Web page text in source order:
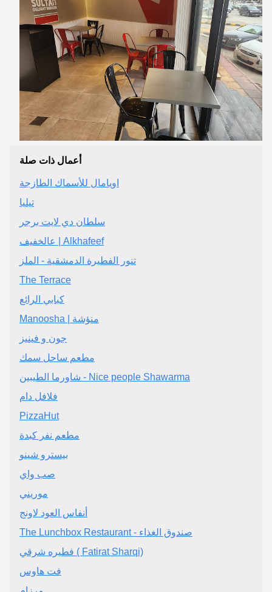
أعمال ذات صلة
اويامال للأسماك الطازجة
تيليا
سلطان دي لايت برجر
عالخفيف | Alkhafeef
تنور الفطيرة الدمشقية - الملز
The Terrace
كبابي الرائع
Manoosha | منؤشة
جون و فينيز
مطعم ساحل سمك
شاورما الطيبين - Nice people Shawarma
فلافل دام
PizzaHut
مطعم نفر كبدة
بيسترو شينو
صب واي
موريني
أنفاس العود لاونج
The Lunchbox Restaurant - صندوق الغذاء
فطيره شرقي ( Fatirat Sharqi)
فت هاوس